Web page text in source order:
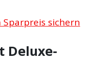
Sparpreis sichern
Deluxe-